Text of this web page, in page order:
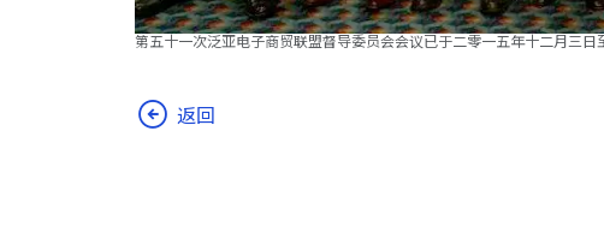
第五十一次泛亚电子商贸联盟督导委员会会议已于二零一五年十二月三日
返回